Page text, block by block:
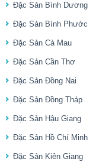
Đặc Sản Bình Dương
Đặc Sản Bình Phước
Đặc Sản Cà Mau
Đặc Sản Cần Thơ
Đặc Sản Đồng Nai
Đặc Sản Đồng Tháp
Đặc Sản Hậu Giang
Đặc Sản Hồ Chí Minh
Đặc Sản Kiên Giang